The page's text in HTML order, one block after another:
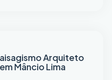
Arquiteto
Mâncio Lima